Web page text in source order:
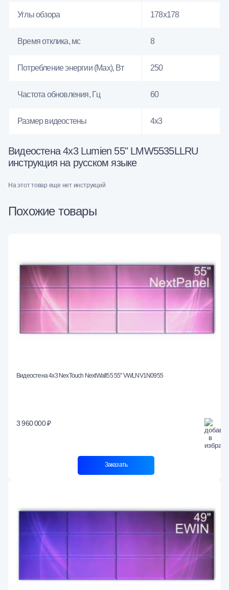
Углы обзора 178x178
Время отклика, мс 8
Потребление энергии (Max), Вт 250
Частота обновления, Гц 60
Размер видеостены 4x3
Видеостена 4x3 Lumien 55" LMW5535LLRU
инструкция на русском языке
На этот товар еще нет инструкций
Похожие товары
Видеостена 4x3 NexTouch NextWall55 55" VWLNV1N0955
3 960 000 ₽
Заказать